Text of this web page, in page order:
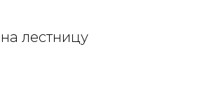
лестницу